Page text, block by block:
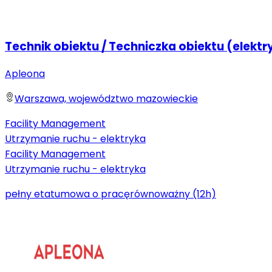
Technik obiektu / Techniczka obiektu
Apleona
Warszawa, województwo mazowieckie
Facility Management
Utrzymanie ruchu - elektryka
Facility Management
Utrzymanie ruchu - elektryka
pełny etatumowa o pracęrównoważny (12h)